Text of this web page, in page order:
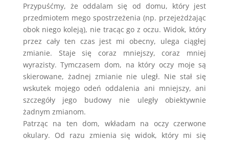
Przypuśćmy, że oddalam się od domu, który jest
przedmiotem mego spostrzeżenia (np. przejeżdżając
obok niego koleją), nie tracąc go z oczu. Widok, który
przez cały ten czas jest mi obecny, ulega ciągłej
zmianie. Staje się coraz mniejszy, coraz mniej
wyrazisty. Tymczasem dom, na który oczy moje są
skierowane, żadnej zmianie nie uległ. Nie stał się
wskutek mojego odeń oddalenia ani mniejszy, ani
szczegóły jego budowy nie uległy obiektywnie
żadnym zmianom.
Patrząc na ten dom, wkładam na oczy czerwone
okulary. Od razu zmienia się widok, który mi się